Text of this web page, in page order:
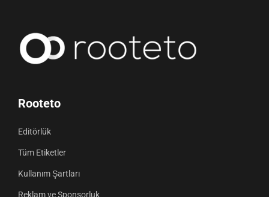
Rooteto
Editörlük
Tüm Etiketler
Kullanım Şartları
Reklam ve Sponsorluk